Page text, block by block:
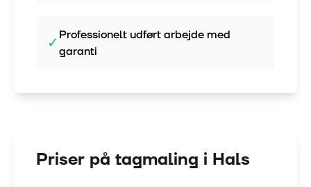
✓Professionelt udført arbejde med
garanti
Priser på tagmaling i Hals